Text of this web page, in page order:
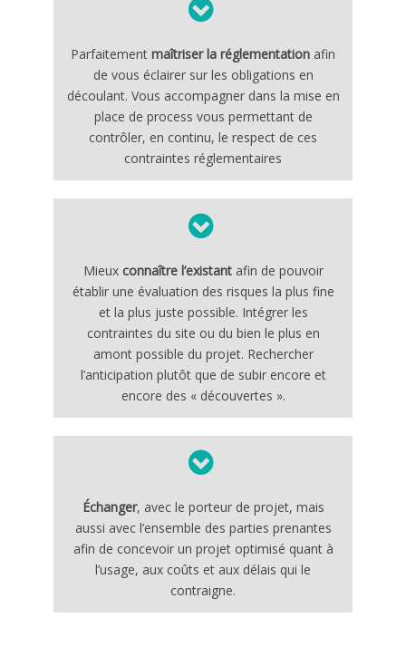
Parfaitement maîtriser la réglementation afin
de vous éclairer sur les obligations en
découlant. Vous accompagner dans la mise en
place de process vous permettant de
contrôler, en continu, le respect de ces
contraintes réglementaires
Mieux connaître l’existantafin de pouvoir
établir une évaluation des risques la plus fine
et la plus juste possible. Intégrer les
contraintes du site ou du bien le plus en
amont possible du projet. Rechercher
l’anticipation plutôt que de subir encore et
encore des « découvertes ».
Échanger, avec le porteur de projet, mais
aussi avec l’ensemble des parties prenantes
afin de concevoir un projet optimisé quant à
l’usage, aux coûts et aux délais qui le
contraigne.